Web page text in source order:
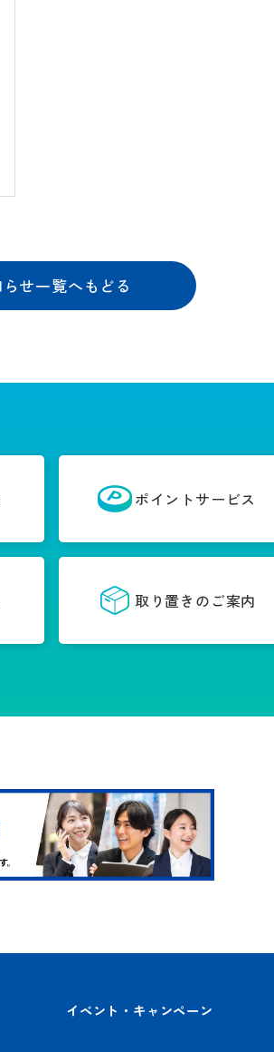
せ一覧へもどる
ポイントサービス
取り置きのご案内
イベント・キャンペーン